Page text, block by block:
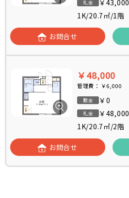
礼金
￥43,000
1K/20.7㎡/1階
お問合せ
￥48,000
管理費： ￥6,000
敷金 ￥0
礼金
￥48,000
1K/20.7㎡/2階
お問合せ